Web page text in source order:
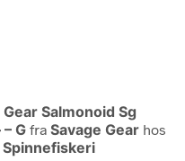
Gear Salmonoid Sg
G fra Savage Gear hos
Spinnefiskeri